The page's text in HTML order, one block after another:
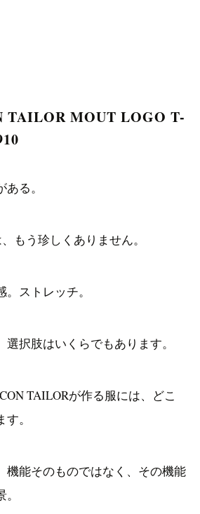
TAILOR MOUT LOGO T-
る。
もう珍しくありません。
ストレッチ。
択肢はいくらでもあります。
TAILORが作る服には、どこ
。
機能そのものではなく、その機能